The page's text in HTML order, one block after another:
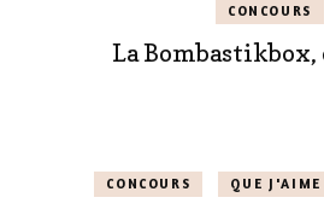
CONCOURS
La
CONCOURS QUE J'AIME